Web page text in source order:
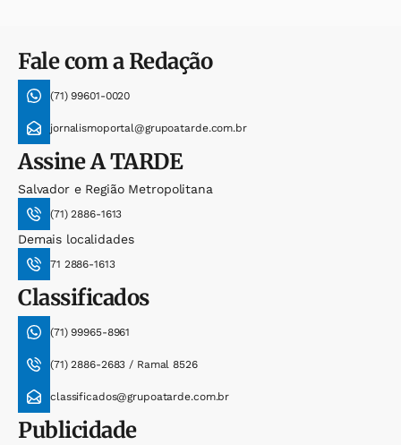
Fale com a Redação
(71) 99601-0020
jornalismoportal@grupoatarde.com.br
AssineA TARDE
Salvador e Região Metropolitana
(71) 2886-1613
Demais localidades
71 2886-1613
Classificados
(71) 99965-8961
(71) 2886-2683 / Ramal 8526
classificados@grupoatarde.com.br
Publicidade